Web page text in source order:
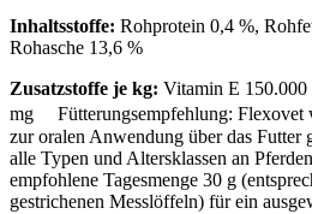
Inhaltsstoffe: Rohprotein 0,4 %,
Rohasche 13,6 %
Zusatzstoffe je kg: Vitamin E
mg Fütterungsempfehlung: Flexovet
zur oralen Anwendung über das Futter
alle Typen und Altersklassen an
empfohlene Tagesmenge 30 g
gestrichenen Messlöffeln) für ein